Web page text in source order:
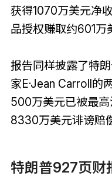
获得1070万美元净
品授权赚取约601万
报告同样披露了特
家E·Jean Carroll的
500万美元已被最
8330万美元诽谤赔
特朗普927页财